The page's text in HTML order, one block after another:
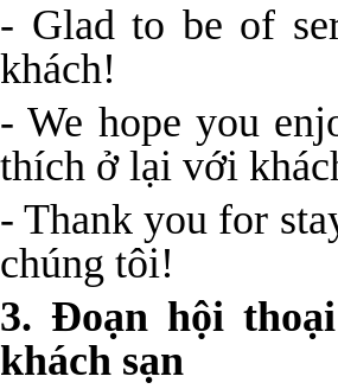
- Glad to be of
khách!
- We hope you
thích ở lại với
- Thank you for
chúng tôi!
3. Đoạn hội
khách sạn